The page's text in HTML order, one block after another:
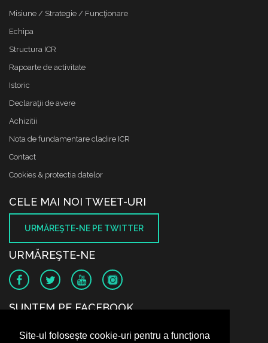
Site-ul folosește cookie-uri pentru a funcționa
Misiune / Strategie / Funcţionare
Echipa
Structura ICR
Rapoarte de activitate
Istoric
Declaraţii de avere
Achizitii
Nota de fundamentare cladire ICR
Contact
Cookies & protectia datelor
CELE MAI NOI TWEET-URI
URMĂREŞTE-NE PE TWITTER
URMĂREŞTE-NE
SUNTEM PE FACEBOOK